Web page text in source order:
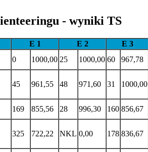
- wyniki TS
E 1 E 2 E 3
0 1000,00 25 1000,00 60 967,78
45 961,55 48 971,60 31 1000,00
169 855,56 28 996,30 160 856,67
325 722,22 NKL 0,00 178 836,67